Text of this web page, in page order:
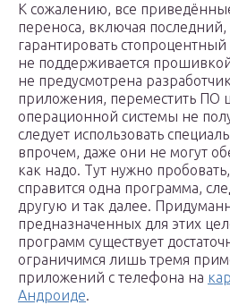
К сожалению, все
переноса, включая последний,
гарантировать
не поддерживается
не предусмотрена
приложения, переместить ПО
операционной системы не
следует использовать
впрочем, даже они не могут
как надо. Тут нужно
справится одна программа,
другую и так далее.
предназначенных для этих
программ существует
ограничимся лишь тремя
приложений с телефона на
Андроиде.